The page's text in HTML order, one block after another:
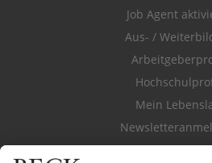
Job Agent
Aus- /
Mein
Durchsuchen Sie den